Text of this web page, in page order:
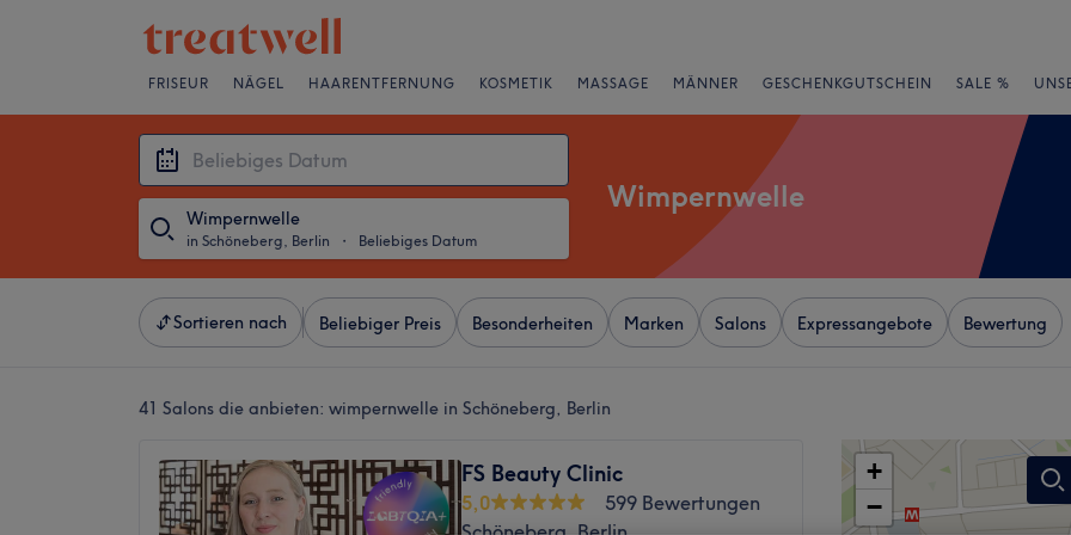
FRISEUR NÄGEL HAARENTFERNUNG KOSMETIK MASSAGE MÄNNER GESCHENKGUTSCHEIN SALE %
Wimpernwelle
in Schöneberg, Berlin ・ Beliebiges Datum
Wimpernwelle
Sortieren nach Beliebiger Preis Besonderheiten Marken Salons Expressangebote Bewertung
41 Salons die anbieten: wimpernwelle in Schöneberg, Berlin
FS Beauty Clinic
5,0
599 Bewertungen
+
−